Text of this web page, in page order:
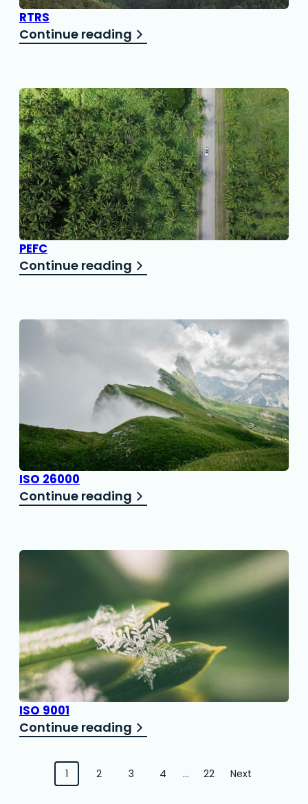
RTRS
Continue reading
PEFC
Continue reading
ISO 26000
Continue reading
ISO 9001
Continue reading
Navigation
1 2 3 4 … 22 Next